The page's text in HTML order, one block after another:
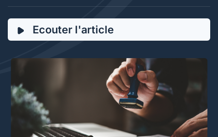
Ecouter l'article